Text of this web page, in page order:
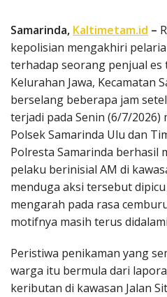
Samarinda, Kaltimetam.id –
kepolisian mengakhiri
terhadap seorang penjual es
Kelurahan Jawa, Kecamatan
berselang beberapa jam
terjadi pada Senin (6/7/2026)
Polsek Samarinda Ulu dan
Polresta Samarinda berhasil
pelaku berinisial AM di
menduga aksi tersebut
mengarah pada rasa
motifnya masih terus
Peristiwa penikaman yang
warga itu bermula dari
keributan di kawasan Jalan